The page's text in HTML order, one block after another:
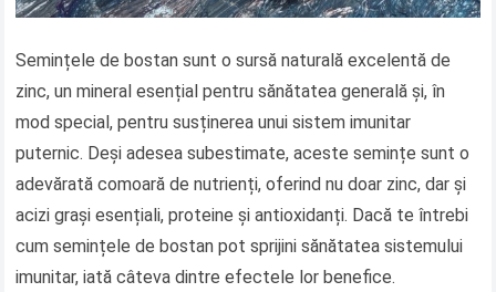
Semințele de bostan sunt o sursă naturală excelentă de
zinc, un mineral esențial pentru sănătatea generală și, în
mod special, pentru susținerea unui sistem imunitar
puternic. Deși adesea subestimate, aceste semințe sunt o
adevărată comoară de nutrienți, oferind nu doar zinc, dar și
acizi grași esențiali, proteine și antioxidanți. Dacă te întrebi
cum semințele de bostan pot sprijini sănătatea sistemului
imunitar, iată câteva dintre efectele lor benefice.